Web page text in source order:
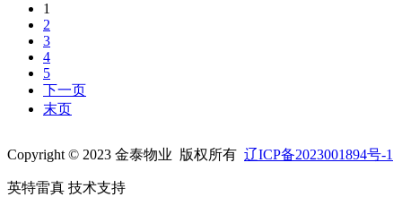
1
2
3
4
5
下一页
末页
Copyright © 2023 金泰物业 版权所有 辽ICP备2023001894号-1
英特雷真 技术支持